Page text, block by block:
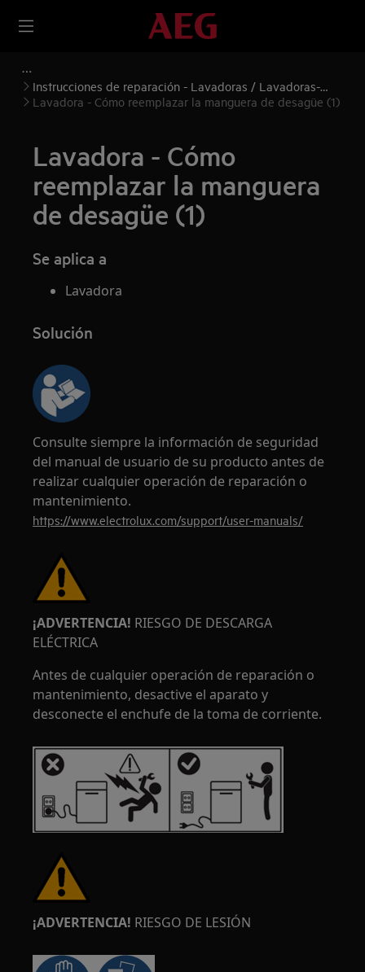
Instrucciones de reparación - Lavadoras / Lavadoras-
secadoras
Lavadora - Cómo reemplazar la manguera de desagüe (1)
Lavadora - Cómo
reemplazar la manguera
de desagüe (1)
Se aplica a
Lavadora
Solución
Consulte siempre la información de seguridad
del manual de usuario de su producto antes de
realizar cualquier operación de reparación o
mantenimiento.
https://www.electrolux.com/support/user-manuals/
¡ADVERTENCIA! RIESGO DE DESCARGA
ELÉCTRICA
Antes de cualquier operación de reparación o
mantenimiento, desactive el aparato y
desconecte el enchufe de la toma de corriente.
¡ADVERTENCIA! RIESGO DE LESIÓN